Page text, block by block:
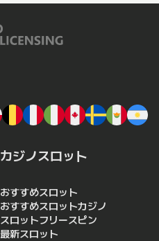
カジノスロット
おすすめスロット
おすすめスロットカジノ
スロットフリースピン
最新スロット